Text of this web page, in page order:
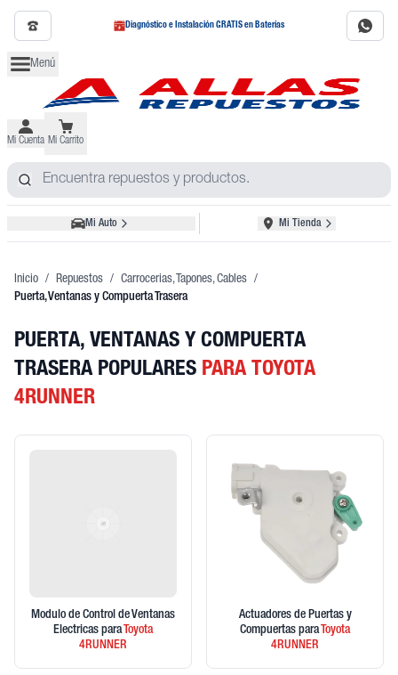
Diagnóstico e Instalación GRATIS en Baterías
Menú
Mi Cuenta Mi Carrito
Mi Auto Mi Tienda
Inicio / Repuestos / Carrocerias, Tapones, Cables /
Puerta, Ventanas y Compuerta Trasera
PUERTA, VENTANAS Y COMPUERTA
TRASERA POPULARES PARA TOYOTA
4RUNNER
Modulo de Control de Ventanas
Electricas para Toyota
4RUNNER
Actuadores de Puertas y
Compuertas para Toyota
4RUNNER